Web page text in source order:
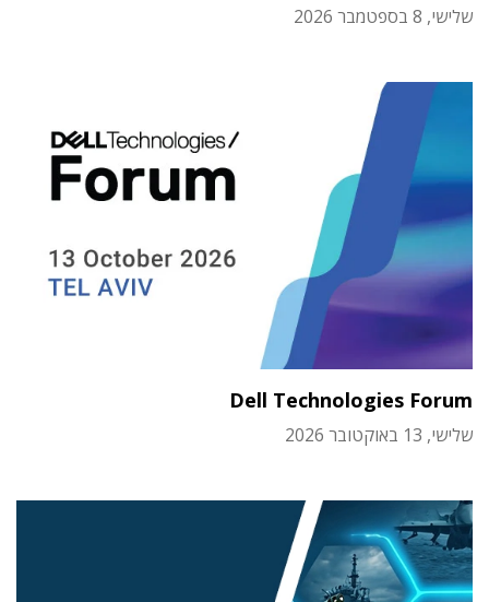
שלישי, 8 בספטמבר 2026
Dell Technologies Forum
שלישי, 13 באוקטובר 2026